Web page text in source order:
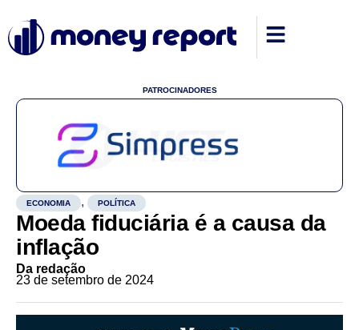
PATROCINADORES
ECONOMIA , POLÍTICA
Moeda fiduciária é a causa da
inflação
Da redação
23 de setembro de 2024